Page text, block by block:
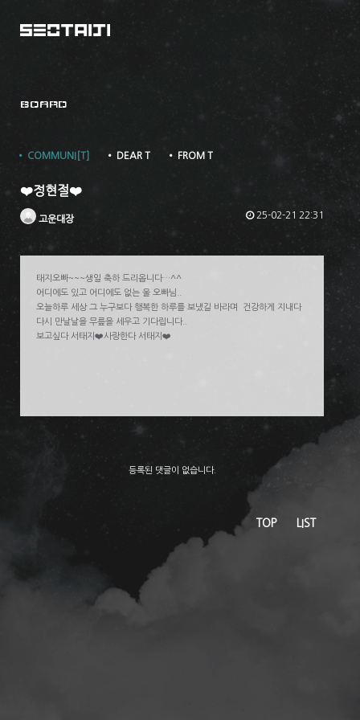
BOARD
• COMMUNI[T] • DEAR T • FROM T
❤️정현절❤️
고운대장 25-02-21 22:31
태지오빠~~~생일 축하 드리옵니다…^^
어디에도 있고 어디에도 없는 울 오빠님..
오늘하루 세상 그 누구보다 행복한 하루를 보냈길 바라며 건강하게 지내다
다시 만날날을 무릎을 세우고 기다립니다..
보고싶다 서태지❤️사랑한다 서태지❤️
등록된 댓글이 없습니다.
TOP LIST